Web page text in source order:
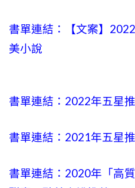
書單連結：【文案】
美小說
書單連結：2022年五星
書單連結：2021年五星
書單連結：2020年「高